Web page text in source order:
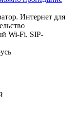
Интернет для
Wi-Fi. SIP-